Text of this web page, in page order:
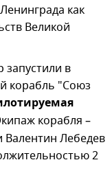
как
Великой
запустили в
корабль "Союз
корабля –
Валентин Лебедев
2